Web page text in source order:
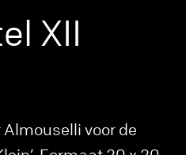
XII
voor de